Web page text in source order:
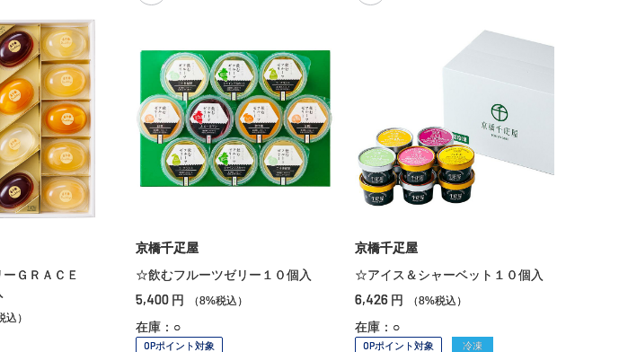
ＧＲＡＣＥ
込）
京橋千疋屋
☆飲むフルーツゼリー１０個入
5,400 円 （8%税込）
在庫：○
OPポイント対象
京橋千疋屋
☆アイス＆シャーベット１０個入
6,426 円 （8%税込）
在庫：○
OPポイント対象 冷凍